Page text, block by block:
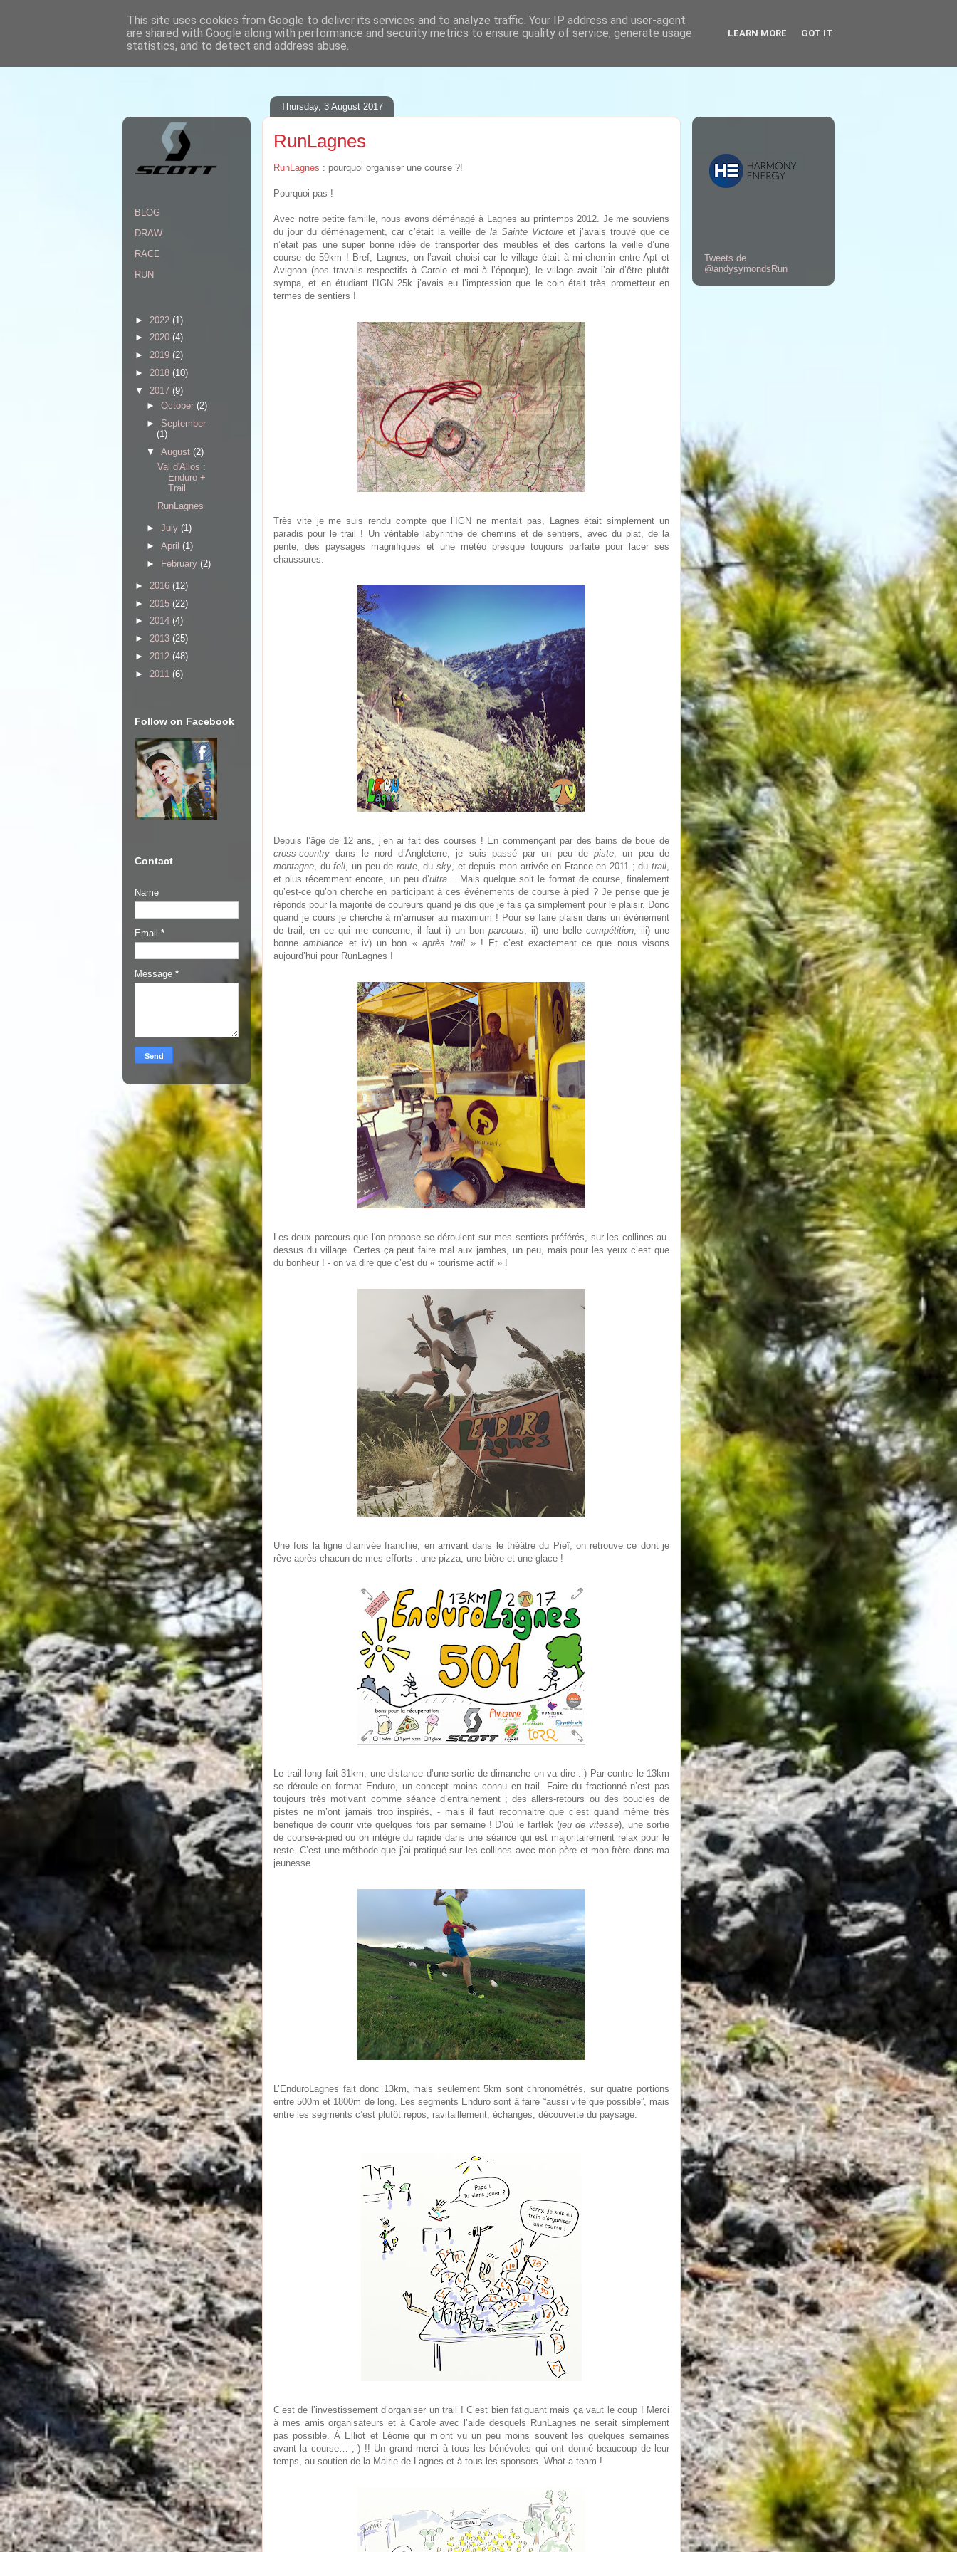
www.andysymonds.fr : les courses, les photos, les dessins...
Thursday, 3 August 2017
RunLagnes
RunLagnes : pourquoi organiser une course ?!
Pourquoi pas !
Avec notre petite famille, nous avons déménagé à Lagnes au printemps 2012. Je me souviens
du jour du déménagement, car c’était la veille de la Sainte Victoireet j’avais trouvé que ce
n’était pas une super bonne idée de transporter des meubles et des cartons la veille d’une
course de 59km ! Bref, Lagnes, on l’avait choisi car le village était à mi-chemin entre Apt et
Avignon (nos travails respectifs à Carole et moi à l’époque), le village avait l’air d’être plutôt
sympa, et en étudiant l’IGN 25k j’avais eu l’impression que le coin était très prometteur en
termes de sentiers !
Très vite je me suis rendu compte que l’IGN ne mentait pas, Lagnes était simplement un
paradis pour le trail ! Un véritable labyrinthe de chemins et de sentiers, avec du plat, de la
pente, des paysages magnifiques et une météo presque toujours parfaite pour lacer ses
chaussures.
Depuis l’âge de 12 ans, j’en ai fait des courses ! En commençant par des bains de boue de
cross-country dans le nord d’Angleterre, je suis passé par un peu depiste, un peu de
montagne, dufell, un peu de route, dusky, et depuis mon arrivée en France en 2011 ; dutrail,
et plus récemment encore, un peu d’ultra… Mais quelque soit le format de course, finalement
qu’est-ce qu’on cherche en participant à ces événements de course à pied ? Je pense que je
réponds pour la majorité de coureurs quand je dis que je fais ça simplement pour le plaisir. Donc
quand je cours je cherche à m’amuser au maximum ! Pour se faire plaisir dans un événement
de trail, en ce qui me concerne, il faut i) un bonparcours, ii) une belle compétition, iii) une
bonneambiance et iv) un bon «après trail »! Et c’est exactement ce que nous visons
aujourd’hui pour RunLagnes !
Les deux parcours que l'on propose se déroulent sur mes sentiers préférés, sur les collines au-
dessus du village. Certes ça peut faire mal aux jambes, un peu, mais pour les yeux c’est que
du bonheur ! - on va dire que c’est du « tourisme actif » !
Une fois la ligne d’arrivée franchie, en arrivant dans le théâtre du Pieï, on retrouve ce dont je
rêve après chacun de mes efforts : une pizza, une bière et une glace !
Le trail long fait 31km, une distance d’une sortie de dimanche on va dire :-) Par contre le 13km
se déroule en format Enduro, un concept moins connu en trail. Faire du fractionné n’est pas
toujours très motivant comme séance d’entrainement ; des allers-retours ou des boucles de
pistes ne m’ont jamais trop inspirés, - mais il faut reconnaitre que c’est quand même très
bénéfique de courir vite quelques fois par semaine ! D’où le fartlek (jeu de vitesse), une sortie
de course-à-pied ou on intègre du rapide dans une séance qui est majoritairement relax pour le
reste. C’est une méthode que j’ai pratiqué sur les collines avec mon père et mon frère dans ma
jeunesse.
L’EnduroLagnes fait donc 13km, mais seulement 5km sont chronométrés, sur quatre portions
entre 500m et 1800m de long. Les segments Enduro sont à faire “aussi vite que possible”, mais
entre les segments c’est plutôt repos, ravitaillement, échanges, découverte du paysage.
C’est de l’investissement d’organiser un trail ! C’est bien fatiguant mais ça vaut le coup ! Merci
à mes amis organisateurs et à Carole avec l’aide desquels RunLagnes ne serait simplement
pas possible. À Elliot et Léonie qui m’ont vu un peu moins souvent les quelques semaines
avant la course… ;-) !! Un grand merci à tous les bénévoles qui ont donné beaucoup de leur
temps, au soutien de la Mairie de Lagnes et à tous les sponsors. What a team !
BLOG
DRAW
RACE
RUN
► 2022 (1)
► 2020 (4)
► 2019 (2)
► 2018 (10)
▼ 2017 (9)
► October (2)
► September
(1)
▼ August (2)
Val d'Allos :
Enduro +
Trail
RunLagnes
► July (1)
► April (1)
► February (2)
► 2016 (12)
► 2015 (22)
► 2014 (4)
► 2013 (25)
► 2012 (48)
► 2011 (6)
Follow on Facebook
Contact
Name
Email *
Message *
Tweets de
@andysymondsRun
This site uses cookies from Google to deliver its services and to analyze traffic. Your IP address and user-agent
are shared with Google along with performance and security metrics to ensure quality of service, generate usage
statistics, and to detect and address abuse.
LEARN MORE GOT IT